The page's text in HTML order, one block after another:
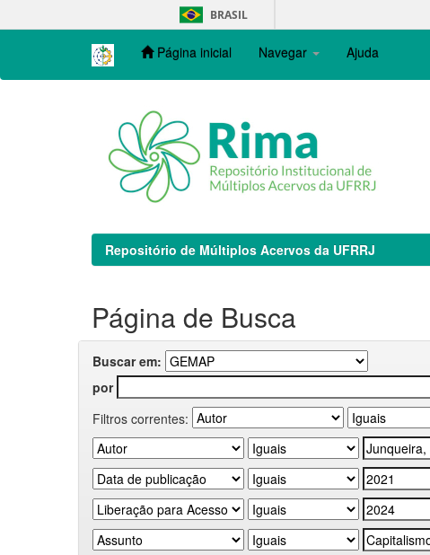
navigation
BRASIL
Página inicial Navegar Ajuda
Repositório de Múltiplos Acervos da UFRRJ
Página de Busca
Buscar em:
por
Filtros correntes: